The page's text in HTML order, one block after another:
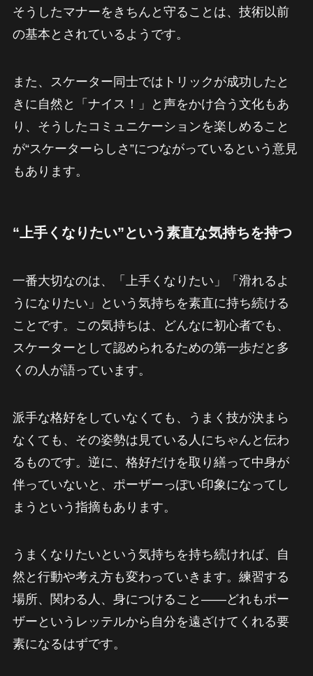
そうしたマナーをきちんと守ることは、技術以前
の基本とされているようです。
また、スケーター同士ではトリックが成功したと
きに自然と「ナイス！」と声をかけ合う文化もあ
り、そうしたコミュニケーションを楽しめること
が“スケーターらしさ”につながっているという意見
もあります。
“上手くなりたい”という素直な気持ちを持つ
一番大切なのは、「上手くなりたい」「滑れるよ
うになりたい」という気持ちを素直に持ち続ける
ことです。この気持ちは、どんなに初心者でも、
スケーターとして認められるための第一歩だと多
くの人が語っています。
派手な格好をしていなくても、うまく技が決まら
なくても、その姿勢は見ている人にちゃんと伝わ
るものです。逆に、格好だけを取り繕って中身が
伴っていないと、ポーザーっぽい印象になってし
まうという指摘もあります。
うまくなりたいという気持ちを持ち続ければ、自
然と行動や考え方も変わっていきます。練習する
場所、関わる人、身につけること——どれもポー
ザーというレッテルから自分を遠ざけてくれる要
素になるはずです。